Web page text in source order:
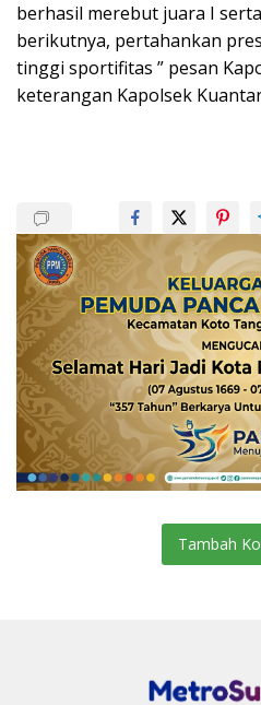
berhasil merebut juara I
berikutnya, pertahankan
tinggi sportifitas ” pesan
keterangan Kapolsek
Tambah